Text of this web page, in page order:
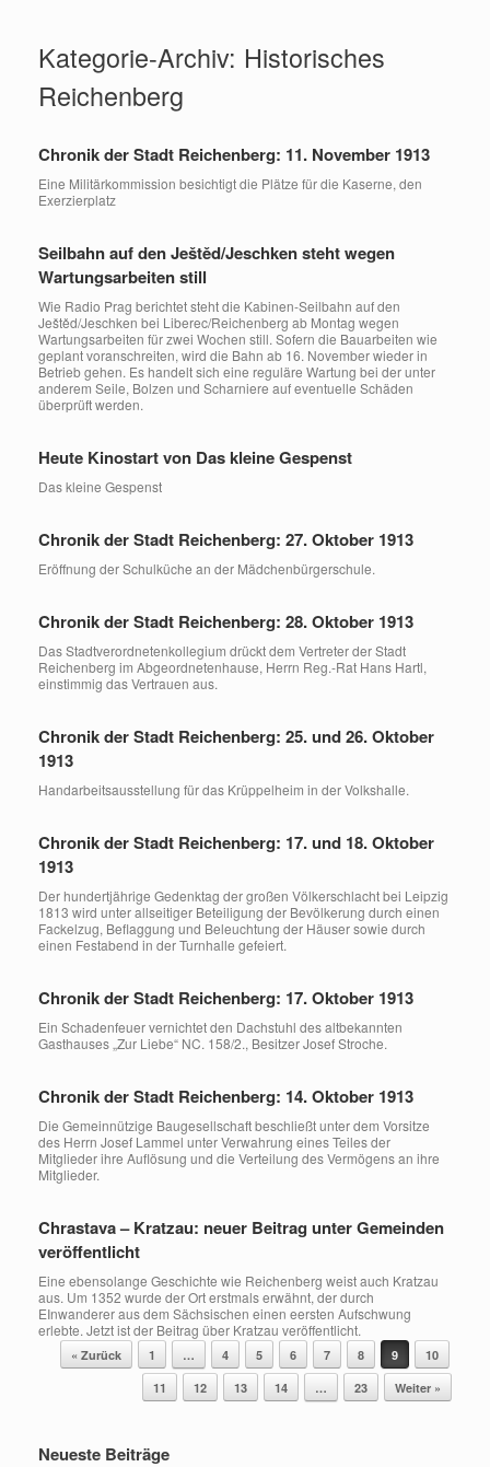
springenKategorie-Archiv: Historisches
Reichenberg
Chronik der Stadt Reichenberg: 11. November 1913
Eine Militärkommission besichtigt die Plätze für die Kaserne, den
Exerzierplatz
Seilbahn auf den Ještěd/Jeschken steht wegen
Wartungsarbeiten still
Wie Radio Prag berichtet steht die Kabinen-Seilbahn auf den
Ještěd/Jeschken bei Liberec/Reichenberg ab Montag wegen
Wartungsarbeiten für zwei Wochen still. Sofern die Bauarbeiten wie
geplant voranschreiten, wird die Bahn ab 16. November wieder in
Betrieb gehen. Es handelt sich eine reguläre Wartung bei der unter
anderem Seile, Bolzen und Scharniere auf eventuelle Schäden
überprüft werden.
Heute Kinostart von Das kleine Gespenst
Das kleine Gespenst
Chronik der Stadt Reichenberg: 27. Oktober 1913
Eröffnung der Schulküche an der Mädchenbürgerschule.
Chronik der Stadt Reichenberg: 28. Oktober 1913
Das Stadtverordnetenkollegium drückt dem Vertreter der Stadt
Reichenberg im Abgeordnetenhause, Herrn Reg.-Rat Hans Hartl,
einstimmig das Vertrauen aus.
Chronik der Stadt Reichenberg: 25. und 26. Oktober
1913
Handarbeitsausstellung für das Krüppelheim in der Volkshalle.
Chronik der Stadt Reichenberg: 17. und 18. Oktober
1913
Der hundertjährige Gedenktag der großen Völkerschlacht bei Leipzig
1813 wird unter allseitiger Beteiligung der Bevölkerung durch einen
Fackelzug, Beflaggung und Beleuchtung der Häuser sowie durch
einen Festabend in der Turnhalle gefeiert.
Chronik der Stadt Reichenberg: 17. Oktober 1913
Ein Schadenfeuer vernichtet den Dachstuhl des altbekannten
Gasthauses „Zur Liebe“ NC. 158/2., Besitzer Josef Stroche.
Chronik der Stadt Reichenberg: 14. Oktober 1913
Die Gemeinnützige Baugesellschaft beschließt unter dem Vorsitze
des Herrn Josef Lammel unter Verwahrung eines Teiles der
Mitglieder ihre Auflösung und die Verteilung des Vermögens an ihre
Mitglieder.
Chrastava – Kratzau: neuer Beitrag unter Gemeinden
veröffentlicht
Eine ebensolange Geschichte wie Reichenberg weist auch Kratzau
aus. Um 1352 wurde der Ort erstmals erwähnt, der durch
EInwanderer aus dem Sächsischen einen eersten Aufschwung
erlebte. Jetzt ist der Beitrag über Kratzau veröffentlicht.
Beitragsnavigation
« Zurück 1 … 4 5 6 7 8 9
10
11
12 13 14 … 23 Weiter »
Neueste Beiträge